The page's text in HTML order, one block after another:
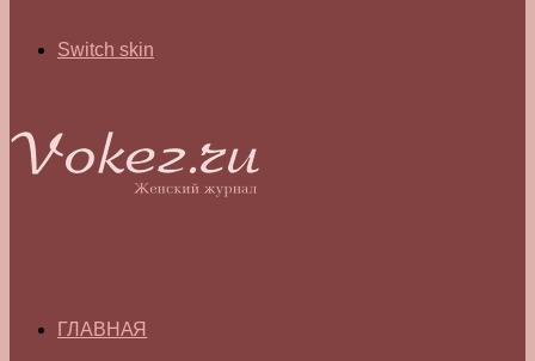
Switch skin
ГЛАВНАЯ